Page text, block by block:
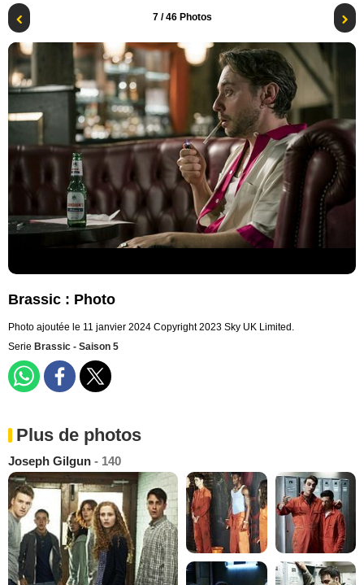
7/ 46 Photos
Brassic : Photo
Photo ajoutée le 11 janvier 2024 Copyright 2023 Sky UK Limited.
Serie Brassic - Saison 5
Plus de photos
Joseph Gilgun - 140